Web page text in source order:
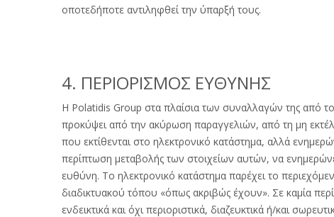
οποτεδήποτε αντιληφθεί την ύπαρξή τους.
4. ΠΕΡΙΟΡΙΣΜΟΣ ΕΥΘΥΝΗΣ
Η Polatidis Group στα πλαίσια των συναλλαγών της από
προκύψει από την ακύρωση παραγγελιών, από τη μη
που εκτίθενται στο ηλεκτρονικό κατάστημα, αλλά
περίπτωση μεταβολής των στοιχείων αυτών, να
ευθύνη. Το ηλεκτρονικό κατάστημα παρέχει το
διαδικτυακού τόπου «όπως ακριβώς έχουν». Σε καμία
ενδεικτικά και όχι περιοριστικά, διαζευκτικά ή/και